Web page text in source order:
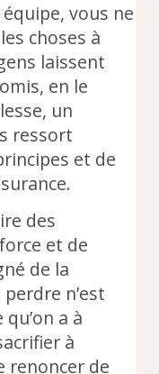
vous ne
choses à
laissent
en le
un
ressort
et de
des
et de
de la
n’est
a à
à
de